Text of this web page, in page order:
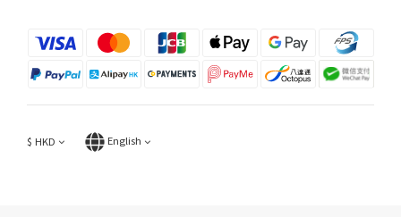
$ HKD English